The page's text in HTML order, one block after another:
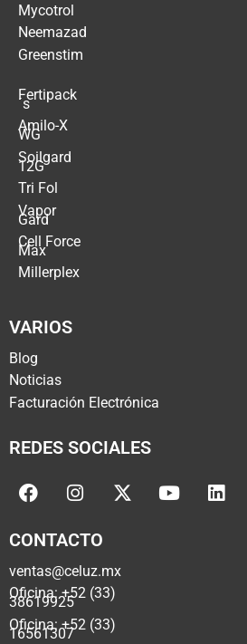
Mycotrol
Neemazad
Greenstim
Fertipack
´s
Amilo-X
WG
Soilgard
12G
Tri Fol
Vapor
Gard
Cell Force
Max
Millerplex
VARIOS
Blog
Noticias
Facturación Electrónica
REDES SOCIALES
CONTACTO
ventas@celuz.mx
Oficina: +52 (33)
38619925
Oficina: +52 (33)
16561307